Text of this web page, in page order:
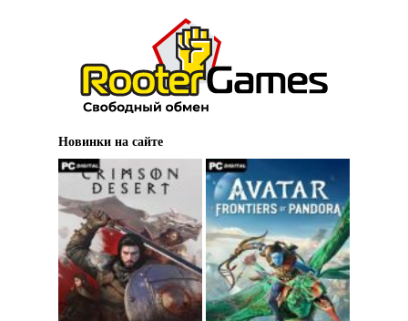
Новинки на сайте